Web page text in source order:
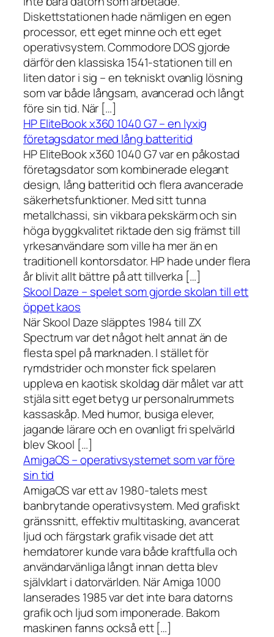
Diskettstationen hade nämligen en egen
processor, ett eget minne och ett eget
operativsystem. Commodore DOS gjorde
därför den klassiska 1541-stationen till en
liten dator i sig – en tekniskt ovanlig lösning
som var både långsam, avancerad och långt
före sin tid. När […]
HP EliteBook x360 1040 G7 – en lyxig
företagsdator med lång batteritid
HP EliteBook x360 1040 G7 var en påkostad
företagsdator som kombinerade elegant
design, lång batteritid och flera avancerade
säkerhetsfunktioner. Med sitt tunna
metallchassi, sin vikbara pekskärm och sin
höga byggkvalitet riktade den sig främst till
yrkesanvändare som ville ha mer än en
traditionell kontorsdator. HP hade under flera
år blivit allt bättre på att tillverka […]
Skool Daze – spelet som gjorde skolan till ett
öppet kaos
När Skool Daze släpptes 1984 till ZX
Spectrum var det något helt annat än de
flesta spel på marknaden. I stället för
rymdstrider och monster fick spelaren
uppleva en kaotisk skoldag där målet var att
stjäla sitt eget betyg ur personalrummets
kassaskåp. Med humor, busiga elever,
jagande lärare och en ovanligt fri spelvärld
blev Skool […]
AmigaOS – operativsystemet som var före
sin tid
AmigaOS var ett av 1980-talets mest
banbrytande operativsystem. Med grafiskt
gränssnitt, effektiv multitasking, avancerat
ljud och färgstark grafik visade det att
hemdatorer kunde vara både kraftfulla och
användarvänliga långt innan detta blev
självklart i datorvärlden. När Amiga 1000
lanserades 1985 var det inte bara datorns
grafik och ljud som imponerade. Bakom
maskinen fanns också ett […]